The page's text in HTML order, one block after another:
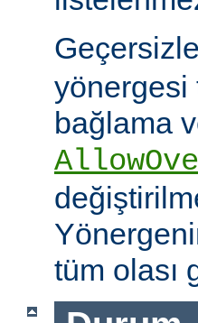
yönergesi
bağlama
tüm olası